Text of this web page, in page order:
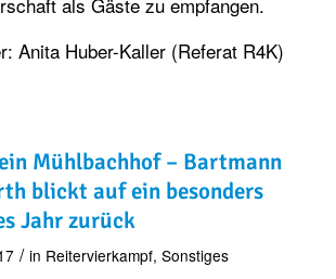
Anita Huber-Kaller (Referat R4K)
Mühlbachhof – Bartmann
blickt auf ein besonders
Jahr zurück
/ in Reitervierkampf, Sonstiges